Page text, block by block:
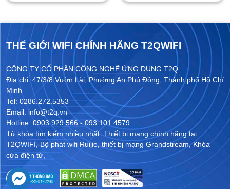
THẾ GIỚI WIFI CHÍNH HÃNG T2QWIFI
CÔNG TY CỔ PHẦN CÔNG NGHỆ ỨNG DỤNG T2Q
Địa chỉ: 47/3/8 Vườn Lài, Phường An Phú Đông, Thành phố Hồ Chí
Minh
Tel: 0286.272.5353
Email: info@t2q.vn
Hotline: 0903.929.566 - 093.101.4579
Từ khóa tìm kiếm nhiều nhất:Thiết bị mạng chính hãng tại
T2QWIFI,Bộ phát wifi Ruijie,thiết bị mạng Grandstream,Khóa
cửa điện từ,